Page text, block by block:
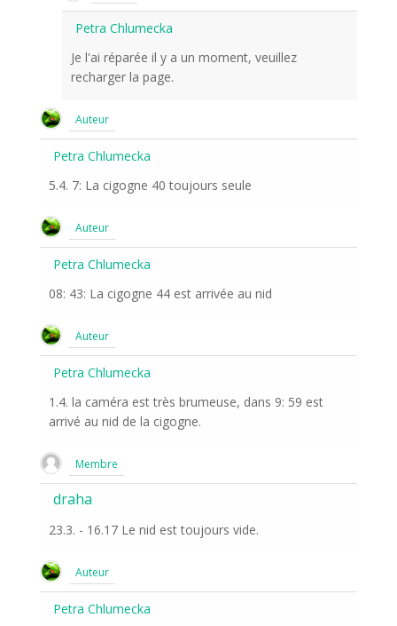
Petra Chlumecka
Je l'ai réparée il y a un moment, veuillez
recharger la page.
Auteur
Petra Chlumecka
5.4. 7: La cigogne 40 toujours seule
Auteur
Petra Chlumecka
08: 43: La cigogne 44 est arrivée au nid
Auteur
Petra Chlumecka
1.4. la caméra est très brumeuse, dans 9: 59 est
arrivé au nid de la cigogne.
Membre
draha
23.3. - 16.17 Le nid est toujours vide.
Auteur
Petra Chlumecka